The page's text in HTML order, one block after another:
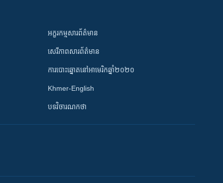
អក្ខរកម្មសារព័ត៌មាន
សេរីភាពសារព័ត៌មាន
ការបោះឆ្នោតនៅអាមេរិកឆ្នាំ២០២០
Khmer-English
បទវិចារណកថា